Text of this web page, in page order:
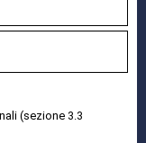
(sezione 3.3